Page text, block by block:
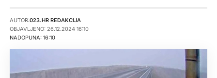
NADOPUNA: 16:10
AUTOR:023.HR REDAKCIJA
OBJAVLJENO: 26.12.2024 16:10